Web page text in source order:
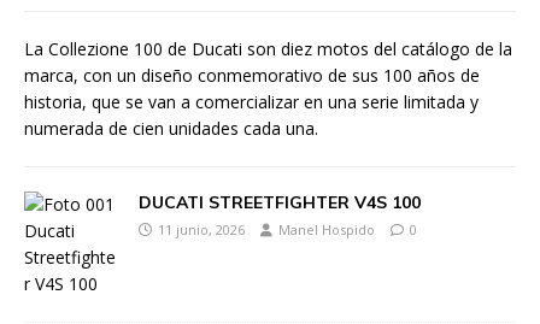
La Collezione 100 de Ducati son diez motos del catálogo de la
marca, con un diseño conmemorativo de sus 100 años de
historia, que se van a comercializar en una serie limitada y
numerada de cien unidades cada una.
DUCATI STREETFIGHTER V4S 100
11 junio, 2026 Manel Hospido 0